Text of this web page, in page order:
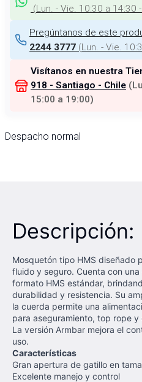
(Lun. - Vie. 10:30 a 14:30
Pregúntanos de este
2244 3777 (Lun. - Vie.
Visítanos en nuestra
918 - Santiago - Chile (
15:00 a 19:00)
Despacho normal
Descripción:
Mosquetón tipo HMS diseñado
fluido y seguro. Cuenta con
formato HMS estándar,
durabilidad y resistencia. Su
la cuerda permite una
para aseguramiento, top rope
La versión Armbar mejora el
uso.
Características
Gran apertura de gatillo en
Excelente manejo y control